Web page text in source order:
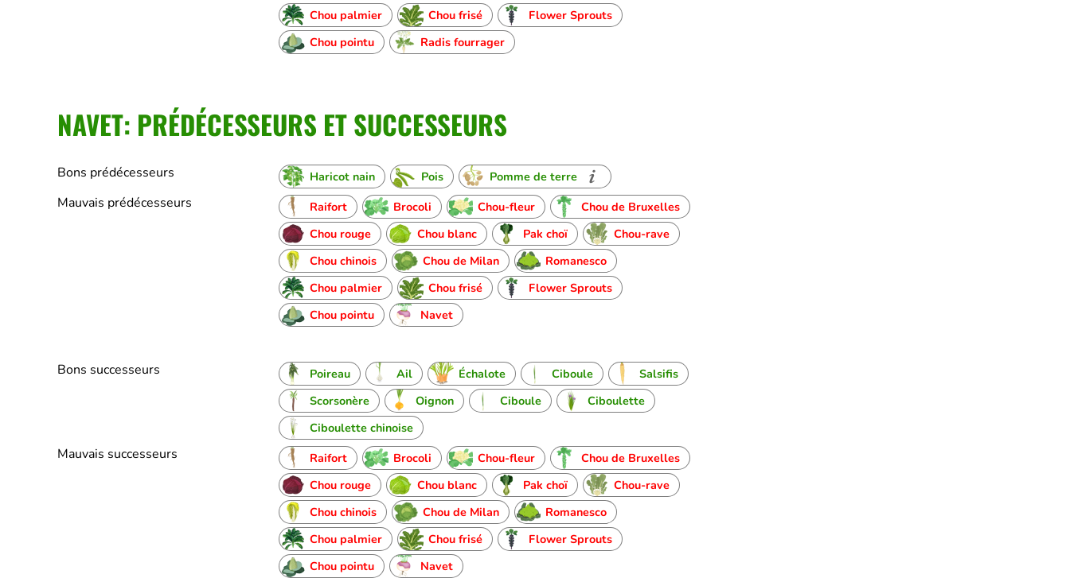
Chou palmier
Chou frisé
Flower Sprouts
Chou pointu
Radis fourrager
NAVET: PRÉDÉCESSEURS ET SUCCESSEURS
Bons prédécesseurs Haricot nain Pois Pomme de terre
Mauvais prédécesseurs Raifort Brocoli Chou-fleur
Chou de Bruxelles
Chou rouge
Chou blanc Pak choï
Chou-rave
Chou chinois
Chou de Milan
Romanesco
Chou palmier
Chou frisé
Flower Sprouts
Chou pointu
Navet
Bons successeurs Poireau Ail Échalote Ciboule
Salsifis
Scorsonère
Oignon Ciboule
Ciboulette
Ciboulette chinoise
Mauvais successeurs Raifort Brocoli Chou-fleur
Chou de Bruxelles
Chou rouge
Chou blanc Pak choï
Chou-rave
Chou chinois
Chou de Milan
Romanesco
Chou palmier
Chou frisé
Flower Sprouts
Chou pointu
Navet